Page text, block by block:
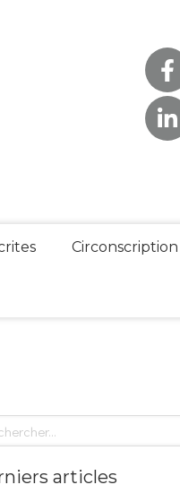
Circonscription
articles